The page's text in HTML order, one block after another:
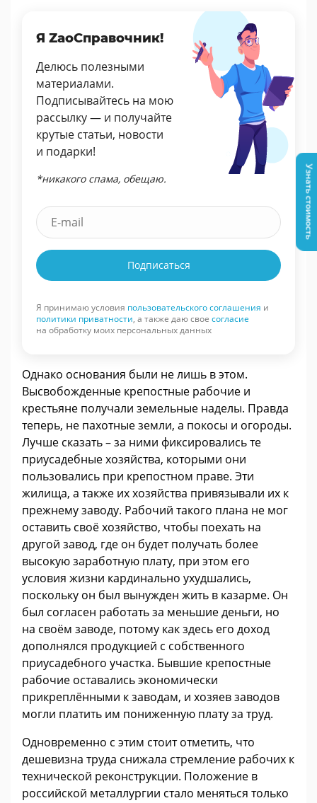
Я ZaoСправочник!
Делюсь полезными
материалами.
Подписывайтесь на мою
рассылку — и получайте
крутые статьи, новости
и подарки!
*никакого спама, обещаю.
Подписаться
Я принимаю условия пользовательского соглашения и
политики приватности, а также даю свое согласие
на обработку моих персональных данных
Однако основания были не лишь в этом.
Высвобожденные крепостные рабочие и
крестьяне получали земельные наделы. Правда
теперь, не пахотные земли, а покосы и огороды.
Лучше сказать – за ними фиксировались те
приусадебные хозяйства, которыми они
пользовались при крепостном праве. Эти
жилища, а также их хозяйства привязывали их к
прежнему заводу. Рабочий такого плана не мог
оставить своё хозяйство, чтобы поехать на
другой завод, где он будет получать более
высокую заработную плату, при этом его
условия жизни кардинально ухудшались,
поскольку он был вынужден жить в казарме. Он
был согласен работать за меньшие деньги, но
на своём заводе, потому как здесь его доход
дополнялся продукцией с собственного
приусадебного участка. Бывшие крепостные
рабочие оставались экономически
прикреплёнными к заводам, и хозяев заводов
могли платить им пониженную плату за труд.
Одновременно с этим стоит отметить, что
дешевизна труда снижала стремление рабочих к
технической реконструкции. Положение в
российской металлургии стало меняться только
Узнать стоимость